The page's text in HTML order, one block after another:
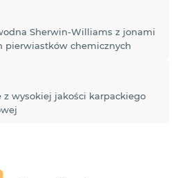
Sherwin-Williams z jonami
pierwiastków chemicznych
z wysokiej jakości karpackiego